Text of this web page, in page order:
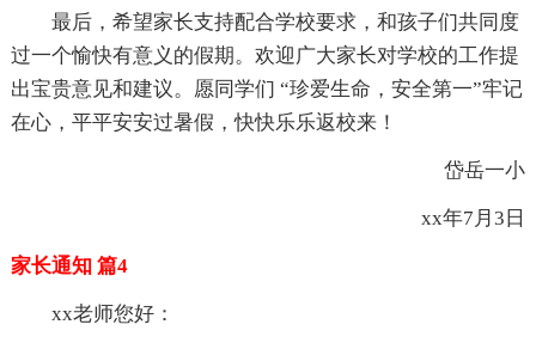
最后，希望家长支持配合学校要求，和孩子们共同度
过一个愉快有意义的假期。欢迎广大家长对学校的工作提
出宝贵意见和建议。愿同学们 “珍爱生命，安全第一”牢记
在心，平平安安过暑假，快快乐乐返校来！
岱岳一小
xx年7月3日
家长通知 篇4
xx老师您好：